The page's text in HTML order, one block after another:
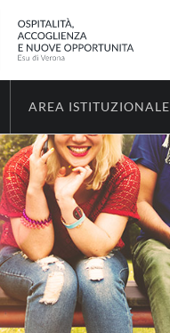
AREA ISTITUZIONALE